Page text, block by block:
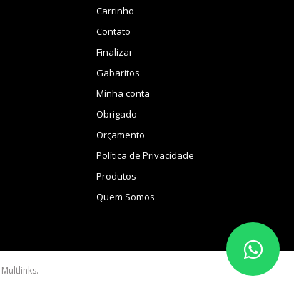
Carrinho
Contato
Finalizar
Gabaritos
Minha conta
Obrigado
Orçamento
Política de Privacidade
Produtos
Quem Somos
Multlinks.